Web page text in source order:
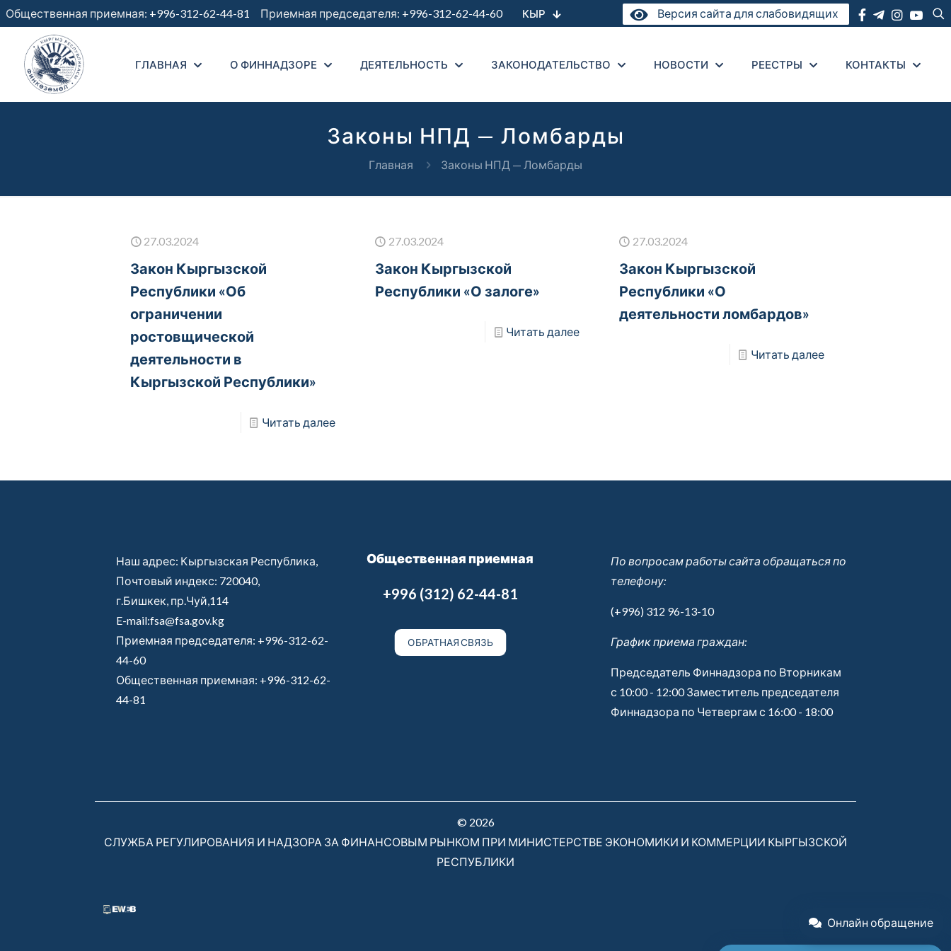
Общественная приемная: +996-312-62-44-81 Приемная председателя: +996-312-62-44-60 КЫР Версия сайта для слабовидящих
ГЛАВНАЯ О ФИННАДЗОРЕ ДЕЯТЕЛЬНОСТЬ ЗАКОНОДАТЕЛЬСТВО НОВОСТИ РЕЕСТРЫ КОНТАКТЫ
Законы НПД — Ломбарды
Главная Законы НПД — Ломбарды
27.03.2024
Закон Кыргызской
Республики «Об
ограничении
ростовщической
деятельности в
Кыргызской Республики»
Читать далее
27.03.2024
Закон Кыргызской
Республики «О залоге»
Читать далее
27.03.2024
Закон Кыргызской
Республики «О
деятельности ломбардов»
Читать далее
Наш адрес: Кыргызская Республика,
Почтовый индекс: 720040,
г.Бишкек, пр.Чуй,114
E-mail:fsa@fsa.gov.kg
Приемная председателя: +996-312-62-
44-60
Общественная приемная: +996-312-62-
44-81
Общественная приемная
+996 (312) 62-44-81
ОБРАТНАЯ СВЯЗЬ
По вопросам работы сайта обращаться по
телефону:
(+996) 312 96-13-10
График приема граждан:
Председатель Финнадзора по Вторникам
с 10:00 - 12:00 Заместитель председателя
Финнадзора по Четвергам с 16:00 - 18:00
Онлайн обращение
© 2026
СЛУЖБА РЕГУЛИРОВАНИЯ И НАДЗОРА ЗА ФИНАНСОВЫМ РЫНКОМ ПРИ МИНИСТЕРСТВЕ ЭКОНОМИКИ И КОММЕРЦИИ КЫРГЫЗСКОЙ
РЕСПУБЛИКИ